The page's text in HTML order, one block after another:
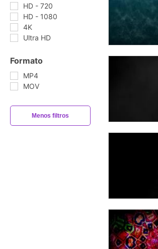
HD - 720
HD - 1080
4K
Ultra HD
Formato
MP4
MOV
Menos filtros